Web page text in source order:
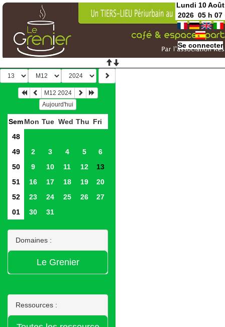
Lundi 10 Août
2026 05 h07
Se connecter
M12 2024
Aujourd'hui
SemMon Tue Wed Thu Fri
48
49
2 3 4 5
6
50
9 10 11 12
13
51
16 17 18 19
20
52
23 24 25 26
27
01
30 31
Domaines :
Ressources :